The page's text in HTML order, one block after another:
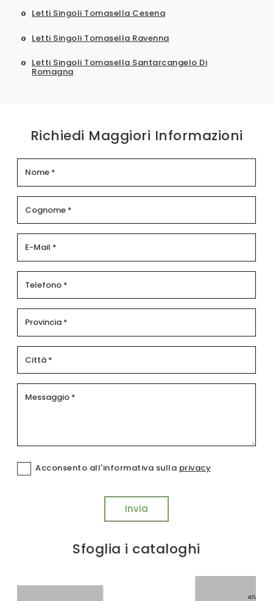
Letti Singoli Tomasella Cesena
Letti Singoli Tomasella Ravenna
Letti Singoli Tomasella Santarcangelo Di
Romagna
Sfoglia i cataloghi
Richiedi Maggiori Informazioni
Acconsento all'informativa sulla privacy
Invia